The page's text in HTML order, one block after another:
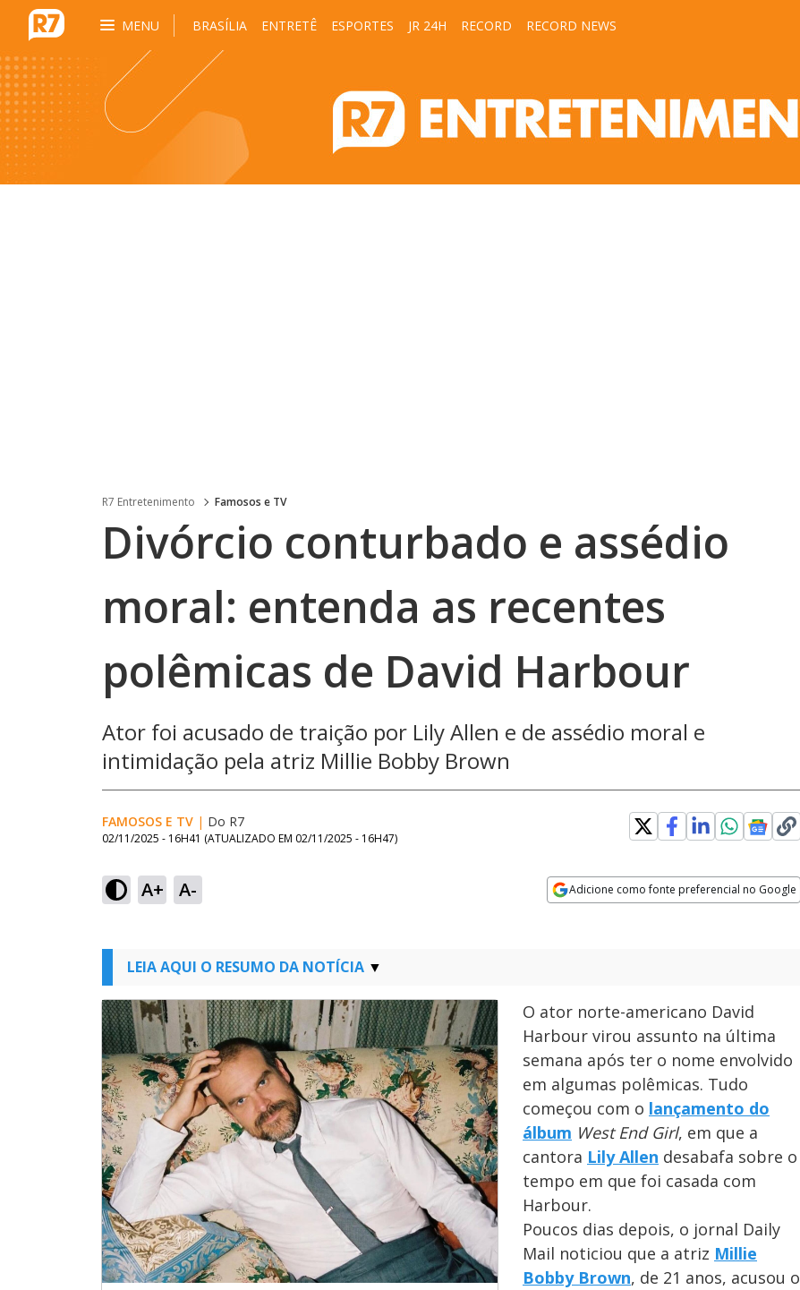
MENU BRASÍLIA ENTRETÊ ESPORTES JR 24H RECORD RECORD NEWS
R7 Entretenimento Famosos e TV
Divórcio conturbado e assédio
moral: entenda as recentes
polêmicas de David Harbour
Ator foi acusado de traição por Lily Allen e de assédio moral e
intimidação pela atriz Millie Bobby Brown
FAMOSOS E TV | Do R7
02/11/2025 - 16H41 (ATUALIZADO EM 02/11/2025 - 16H47)
A+ A- Adicione como fonte preferencial no Google
LEIA AQUI O RESUMO DA NOTÍCIA
O ator norte-americano David
Harbour virou assunto na última
semana após ter o nome envolvido
em algumas polêmicas. Tudo
começou com o lançamento do
álbum West End Girl, em que a
cantora Lily Allen desabafa sobre o
tempo em que foi casada com
Harbour.
Poucos dias depois, o jornal Daily
Mail noticiou que a atriz Millie
Bobby Brown, de 21 anos, acusou o